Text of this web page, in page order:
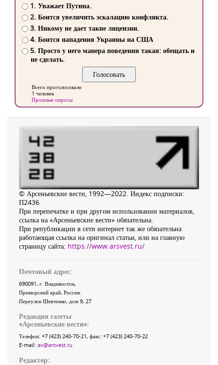
1. Уважает Путина.
2. Боится увеличить эскалацию конфликта.
3. Никому не дает такие лицензии.
4. Боится нападения Украины на США
5. Просто у него манера поведения такая: обещать и
не сделать.
Всего проголосовало
1 человек
Прошлые опросы
© Арсеньевские вести, 1992—2022. Индекс подписки:
П2436
При перепечатке и при другом использовании материалов,
ссылка на «Арсеньевские вести» обязательна.
При републикации в сети интернет так же обязательна
работающая ссылка на оригинал статьи, или на главную
страницу сайта: https://www.arsvest.ru/
Почтовый адрес:
690091, г. Владивосток,
Приморский край, Россия.
Переулок Шевченко, дом 9, 27
Редакция газеты
«Арсеньевские вести»:
Телефон: +7 (423) 240-70-21, факс: +7 (423) 240-70-22
E-mail: av@arsvest.ru
Редактор: